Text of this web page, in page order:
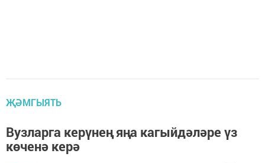
ҖӘМГЫЯТЬ
Вузларга керүнең яңа кагыйдәләре үз
көченә керә